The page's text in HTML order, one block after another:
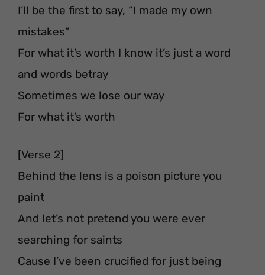
I’ll be the first to say, “I made my own
mistakes”
For what it’s worth I know it’s just a word
and words betray
Sometimes we lose our way
For what it’s worth
[Verse 2]
Behind the lens is a poison picture you
paint
And let’s not pretend you were ever
searching for saints
Cause I’ve been crucified for just being